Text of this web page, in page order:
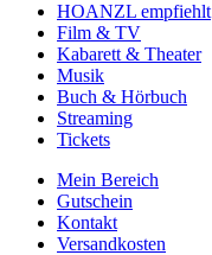
HOANZL empfiehlt
Film & TV
Kabarett & Theater
Musik
Buch & Hörbuch
Streaming
Tickets
Mein Bereich
Gutschein
Kontakt
Versandkosten